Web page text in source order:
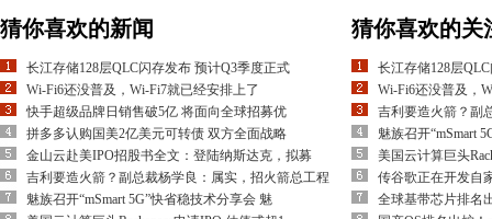
猜你喜欢的新闻
长江存储128层QLC闪存发布 预计Q3季度正式
Wi-Fi6还没普及，Wi-Fi7就已经安排上了
快手超级品牌日销售破5亿 将面向全球招募优
拼多多认购国美2亿美元可转债 双方全面战略
金山云赴美IPO招股书全文：登陆纳斯达克，拟募
吉利要造火箭？副总裁杨学良：属实，招火箭总工程
魅族召开“mSmart 5G”快省稳技术分享会 魅
猜你喜欢的关
长江存储128层
Wi-Fi6还没普及，
吉利要造火箭？副
魅族召开“mSmart
美国云计算巨头
传谷歌正在开发自
全球基带芯片排名